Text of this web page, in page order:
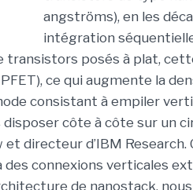
angströms), en les
intégration
transistors posés à plat,
ce qui augmente la
consistant à empiler
côte à côte sur un
et directeur d’IBM
des connexions verticales
de nanostack,